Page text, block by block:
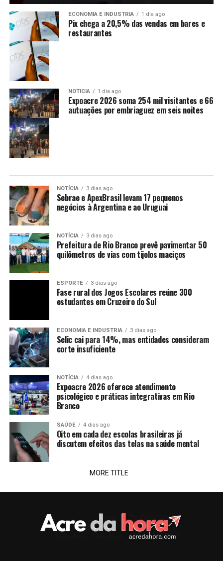
ECONOMIA E INDUSTRIA 1 dia ago
Pix chega a 20,5% das vendas em bares e
restaurantes
NOTÍCIA 1 dia ago
Expoacre 2026 soma 254 mil visitantes e 66
autuações por embriaguez em seis noites
NOTÍCIA 3 dias ago
Sebrae e ApexBrasil levam 17 pequenos
negócios à Argentina e ao Uruguai
NOTÍCIA 3 dias ago
Prefeitura de Rio Branco prevê pavimentar 50
quilômetros de vias com tijolos maciços
ESPORTE 3 dias ago
Fase rural dos Jogos Escolares reúne 300
estudantes em Cruzeiro do Sul
ECONOMIA E INDUSTRIA 3 dias ago
Selic cai para 14%, mas entidades consideram
corte insuficiente
NOTÍCIA 4 dias ago
Expoacre 2026 oferece atendimento
psicológico e práticas integrativas em Rio
Branco
SAÚDE 4 dias ago
Oito em cada dez escolas brasileiras já
discutem efeitos das telas na saúde mental
MORE TITLE